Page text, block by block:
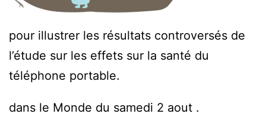
pour illustrer les résultats controversés de
l’étude sur les effets sur la santé du
téléphone portable.
dans le Monde du samedi 2 aout .